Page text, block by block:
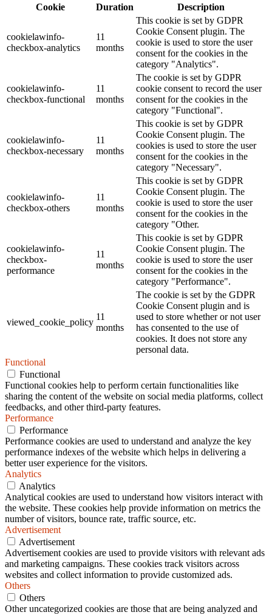
Cookie
Duration Description
cookielawinfo-
checkbox-analytics
11
months
This cookie is set by GDPR
Cookie Consent plugin. The
cookie is used to store the user
consent for the cookies in the
category "Analytics".
cookielawinfo-
checkbox-functional
11
months
The cookie is set by GDPR
cookie consent to record the user
consent for the cookies in the
category "Functional".
cookielawinfo-
checkbox-necessary
11
months
This cookie is set by GDPR
Cookie Consent plugin. The
cookies is used to store the user
consent for the cookies in the
category "Necessary".
cookielawinfo-
checkbox-others
11
months
This cookie is set by GDPR
Cookie Consent plugin. The
cookie is used to store the user
consent for the cookies in the
category "Other.
cookielawinfo-
checkbox-
performance
11
months
This cookie is set by GDPR
Cookie Consent plugin. The
cookie is used to store the user
consent for the cookies in the
category "Performance".
viewed_cookie_policy
11
months
The cookie is set by the GDPR
Cookie Consent plugin and is
used to store whether or not user
has consented to the use of
cookies. It does not store any
personal data.
Functional
Functional
Functional cookies help to perform certain functionalities like
sharing the content of the website on social media platforms, collect
feedbacks, and other third-party features.
Performance
Performance
Performance cookies are used to understand and analyze the key
performance indexes of the website which helps in delivering a
better user experience for the visitors.
Analytics
Analytics
Analytical cookies are used to understand how visitors interact with
the website. These cookies help provide information on metrics the
number of visitors, bounce rate, traffic source, etc.
Advertisement
Advertisement
Advertisement cookies are used to provide visitors with relevant ads
and marketing campaigns. These cookies track visitors across
websites and collect information to provide customized ads.
Others
Others
Other uncategorized cookies are those that are being analyzed and